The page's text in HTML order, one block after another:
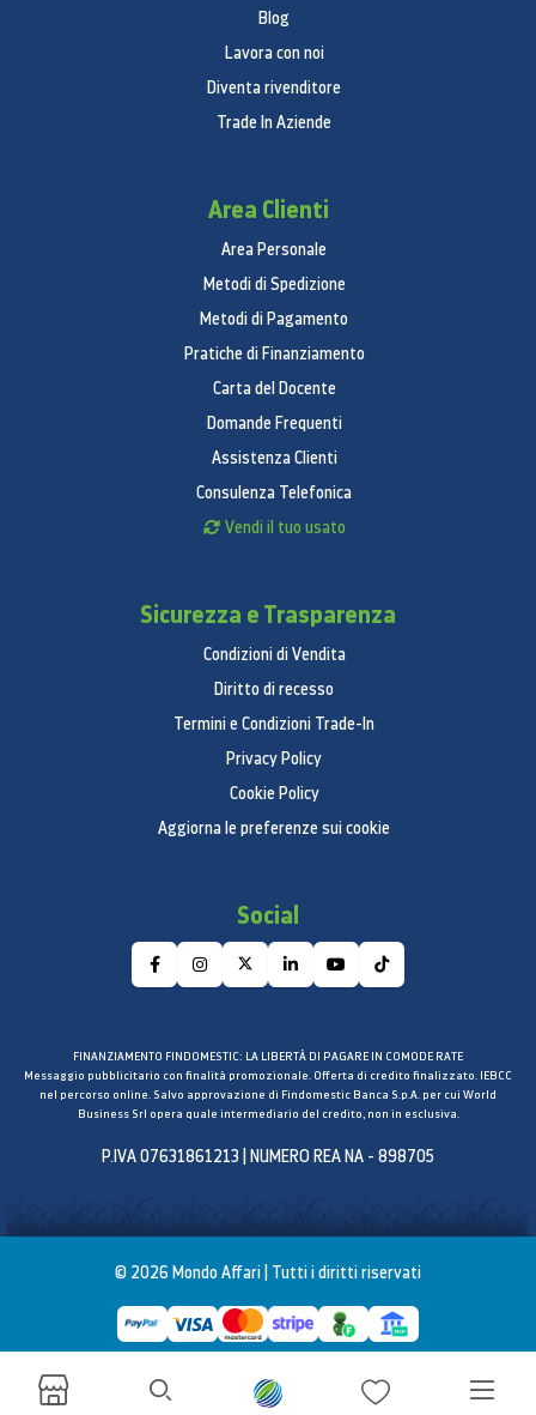
Tipo di altoparlanti
Tipo Subwoofer (attivo / passivo /
Wireless, Bulit-in)
Tipo rivestimento Subwoofer
Bass Reflex
Subwoofer Drive Size
Caratteristica Audio
Tipo di amplificatore
Crystal Amplifier
Dolby Digital
DTS Digital Surround
DTS 2ch
Surround Mode
Night Mode
sì
Numero di modalità audio (DSP)
Sound Modes (DSP) Type
Musica, Voce, Sport, Cinema
Caratteristica video
3D Video Pass
Blog
Lavora con noi
Diventa rivenditore
Trade In Aziende
Area Clienti
Area Personale
Metodi di Spedizione
Metodi di Pagamento
Pratiche di Finanziamento
Carta del Docente
Domande Frequenti
Assistenza Clienti
Consulenza Telefonica
Vendi il tuo usato
Sicurezza e Trasparenza
Condizioni di Vendita
Diritto di recesso
Termini e Condizioni Trade-In
Privacy Policy
Cookie Policy
Aggiorna le preferenze sui cookie
Social
FINANZIAMENTO FINDOMESTIC: LA LIBERTÀ DI PAGARE IN COMODE RATE
Messaggio pubblicitario con finalità promozionale. Offerta di credito finalizzato. IEBCC
nel percorso online. Salvo approvazione di Findomestic Banca S.p.A. per cui World
Business Srl opera quale intermediario del credito, non in esclusiva.
P.IVA 07631861213 | NUMERO REA NA - 898705
© 2026 Mondo Affari | Tutti i diritti riservati